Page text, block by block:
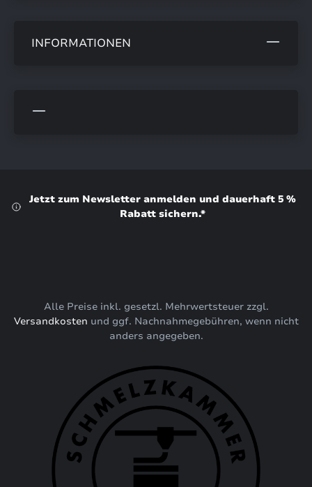
INFORMATIONEN
Jetzt zum Newsletter anmelden und dauerhaft 5 %
Rabatt sichern.*
Alle Preise inkl. gesetzl. Mehrwertsteuer zzgl.
Versandkosten und ggf. Nachnahmegebühren, wenn nicht
anders angegeben.